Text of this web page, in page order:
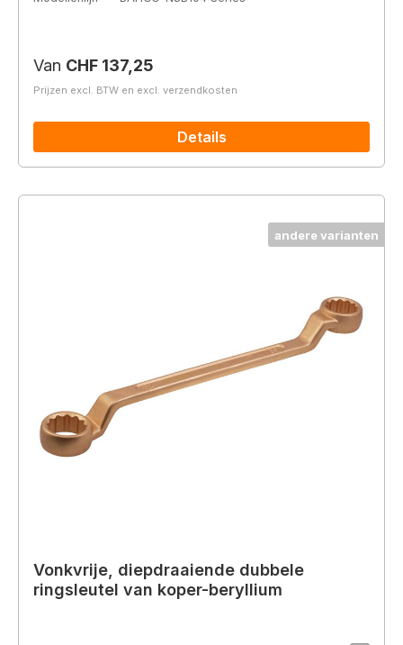
Normale prijs:
Van CHF 137,25
Prijzen excl. BTW en excl. verzendkosten
Details
andere varianten
Vonkvrije, diepdraaiende dubbele
ringsleutel van koper-beryllium